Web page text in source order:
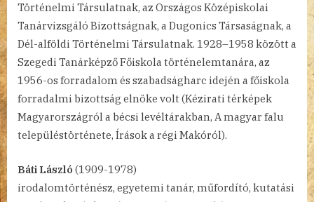
Történelmi Társulatnak, az Országos Középiskolai
Tanárvizsgáló Bizottságnak, a Dugonics Társaságnak, a
Dél-alföldi Történelmi Társulatnak. 1928–1958 között a
Szegedi Tanárképző Főiskola történelemtanára, az
1956-os forradalom és szabadságharc idején a főiskola
forradalmi bizottság elnöke volt (Kézirati térképek
Magyarországról a bécsi levéltárakban, A magyar falu
településtörténete, Írások a régi Makóról).
Báti László (1909-1978)
irodalomtörténész, egyetemi tanár, műfordító, kutatási